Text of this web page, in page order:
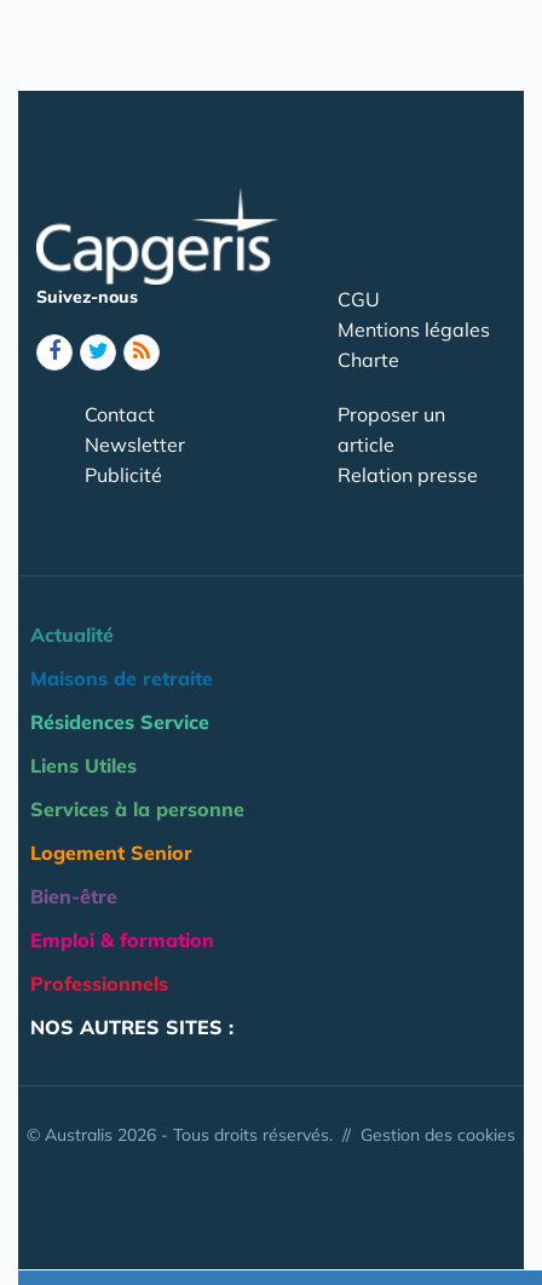
Suivez-nous
CGU
Mentions légales
Charte
Contact
Newsletter
Publicité
Proposer un
article
Relation presse
Actualité
Maisons de retraite
Résidences Service
Liens Utiles
Services à la personne
Logement Senior
Bien-être
Emploi & formation
Professionnels
NOS AUTRES SITES :
© Australis 2026 - Tous droits réservés. // Gestion des cookies